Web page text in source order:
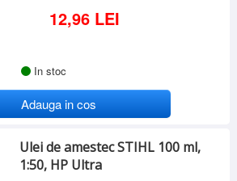
12,96 LEI
In stoc
Adauga in cos
Ulei de amestec STIHL 100 ml,
1:50, HP Ultra